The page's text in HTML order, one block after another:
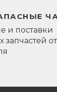
и поставки
от